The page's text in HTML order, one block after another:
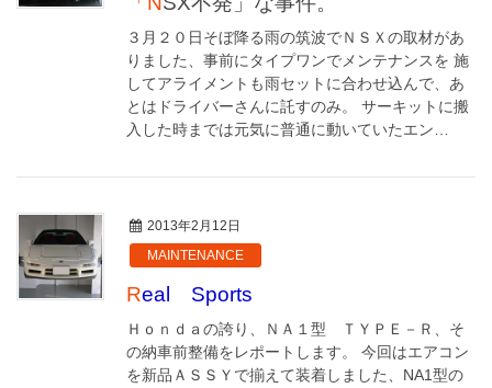
３月２０日そぼ降る雨の筑波でＮＳＸの取材があ
りました、事前にタイプワンでメンテナンスを 施
してアライメントも雨セットに合わせ込んで、あ
とはドライバーさんに託すのみ。 サーキットに搬
入した時までは元気に普通に動いていたエン…
2013年2月12日
MAINTENANCE
Real Sports
Ｈｏｎｄａの誇り、ＮＡ１型 ＴＹＰＥ－Ｒ、そ
の納車前整備をレポートします。 今回はエアコン
を新品ＡＳＳＹで揃えて装着しました、NA1型の